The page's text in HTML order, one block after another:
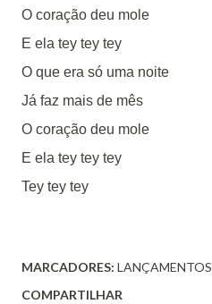
O coração deu mole
E ela tey tey tey
O que era só uma noite
Já faz mais de mês
O coração deu mole
E ela tey tey tey
Tey tey tey
MARCADORES: LANÇAMENTOS
COMPARTILHAR